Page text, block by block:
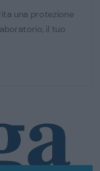
una protezione
il tuo